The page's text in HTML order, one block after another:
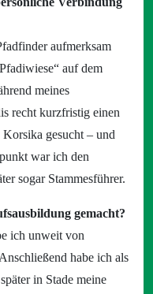
aufmerksam
auf dem
meines
recht kurzfristig einen
gesucht – und
war ich den
sogar Stammesführer.
gemacht?
ich unweit von
habe ich als
in Stade meine